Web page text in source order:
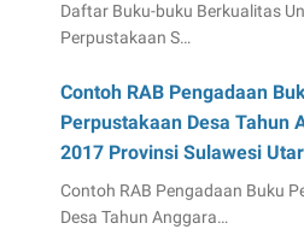
Daftar Buku-buku Berkualitas
Perpustakaan S…
Contoh RAB Pengadaan
Perpustakaan Desa Tahun
2017 Provinsi Sulawesi
Contoh RAB Pengadaan Buku
Desa Tahun Anggara…